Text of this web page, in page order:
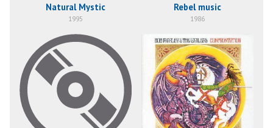
Natural Mystic
1995
Rebel music
1986